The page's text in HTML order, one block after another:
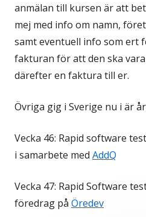
anmälan till kursen är att
mej med info om namn,
samt eventuell info som ert
fakturan för att den ska
därefter en faktura till er.
Övriga gig i Sverige nu i är
Vecka 46: Rapid software
i samarbete med AddQ
Vecka 47: Rapid Software
föredrag på Öredev